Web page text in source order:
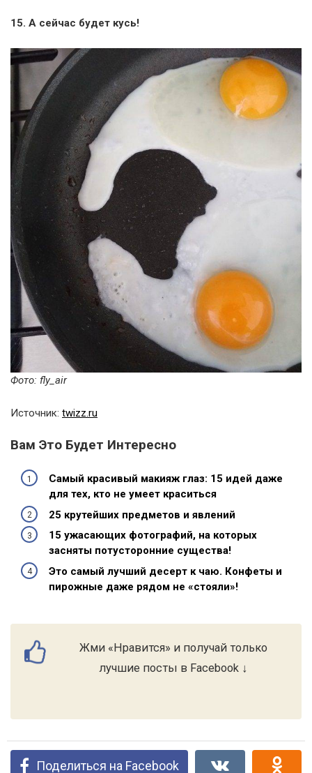
15. А сейчас будет кусь!
Фото: fly_air
Источник: twizz.ru
Вам Это Будет Интересно
Самый красивый макияж глаз: 15 идей даже
для тех, кто не умеет краситься
25 крутейших предметов и явлений
15 ужасающих фотографий, на которых
засняты потусторонние существа!
Это самый лучший десерт к чаю. Конфеты и
пирожные даже рядом не «стояли»!
Жми «Нравится» и получай только
лучшие посты в Facebook ↓
Поделиться на Facebook